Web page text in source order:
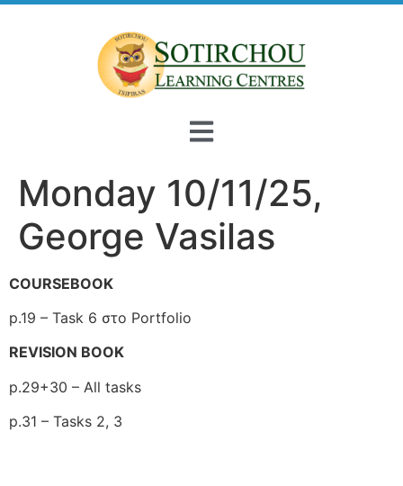
Monday 10/11/25,
George Vasilas
COURSEBOOK
p.19 – Task 6 στο Portfolio
REVISION BOOK
p.29+30 – All tasks
p.31 – Tasks 2, 3